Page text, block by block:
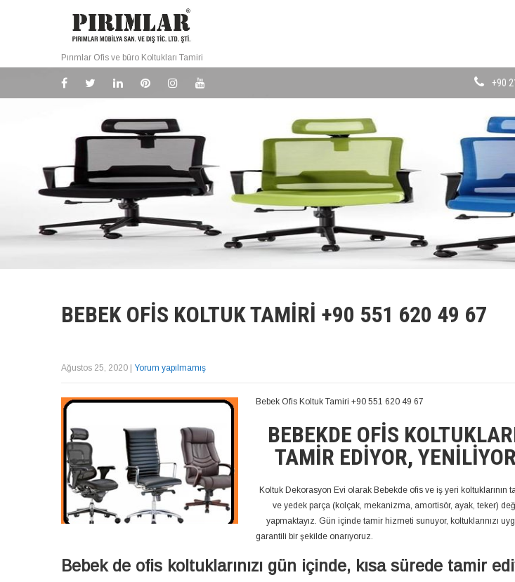
Pırımlar Ofis ve büro Koltukları Tamiri
+90
BEBEK OFIS KOLTUK TAMIRI +90 551 620 49 67
Ağustos 25, 2020 Yorum yapılmamış
Bebek Ofis Koltuk Tamiri +90 551 620 49 67
BEBEKDE OFIS
TAMIR EDIYOR,
Koltuk Dekorasyon Evi olarak Bebekde ofis ve iş yeri koltuklarının
ve yedek parça (kolçak, mekanizma, amortisör, ayak, teker)
yapmaktayız. Gün içinde tamir hizmeti sunuyor, koltuklarınızı
garantili bir şekilde onarıyoruz.
Bebek de ofis koltuklarınızı gün içinde, kısa sürede tamir